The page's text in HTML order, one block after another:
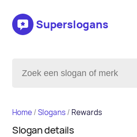
Superslogans
Home/Slogans/ Rewards
Slogan details